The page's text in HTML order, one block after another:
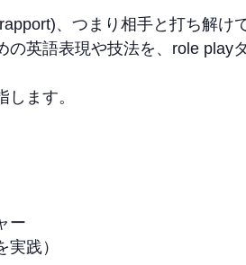
、つまり相手と打ち解け
英語表現や技法を、role play
ます。
ー
践）